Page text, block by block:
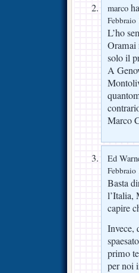
marco
Febbraio
L’ho
Oramai
solo il
A
Marco
Ed
Febbraio
Basta
l’Italia,
capire
Invece,
primo
per noi